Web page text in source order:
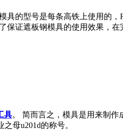
具的型号是每条高铁上使用的，
证遮板钢模具的使用效果，
具。 简而言之，模具是用来制
母u201d的称号。